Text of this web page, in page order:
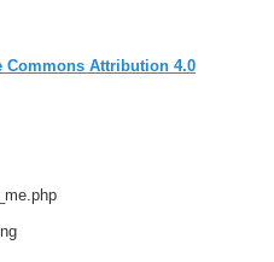
Commons Attribution 4.0